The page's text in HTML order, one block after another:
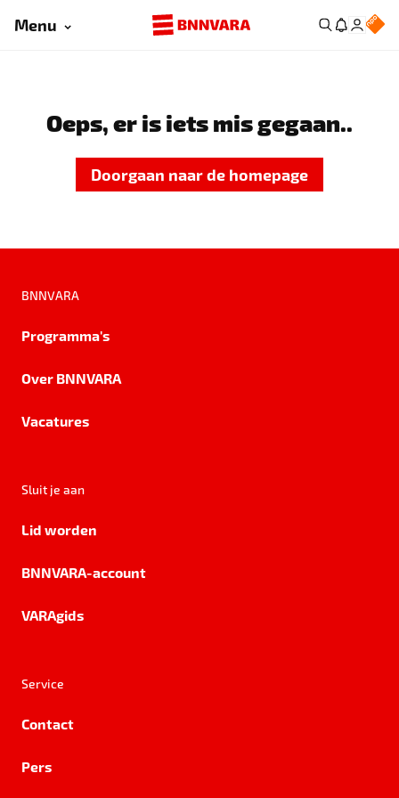
Menu
Oeps, er is iets mis gegaan..
Doorgaan naar de homepage
BNNVARA
Programma's
Over BNNVARA
Vacatures
Sluit je aan
Lid worden
BNNVARA-account
VARAgids
Service
Contact
Pers